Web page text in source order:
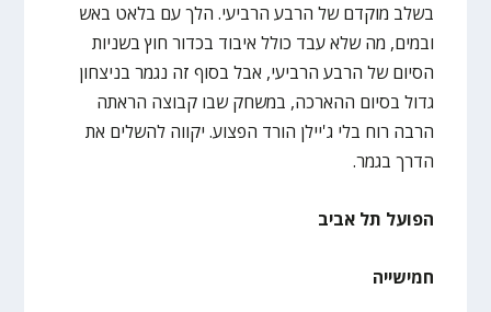
בשלב מוקדם של הרבע הרביעי. הלך עם בלאט באש
ובמים, מה שלא עבד כולל איבוד בכדור חוץ בשניות
הסיום של הרבע הרביעי, אבל בסוף זה נגמר בניצחון
גדול בסיום ההארכה, במשחק שבו קבוצה הראתה
הרבה רוח בלי ג'יילן הורד הפצוע. יקווה להשלים את
הדרך בגמר.
הפועל תל אביב
חמישייה